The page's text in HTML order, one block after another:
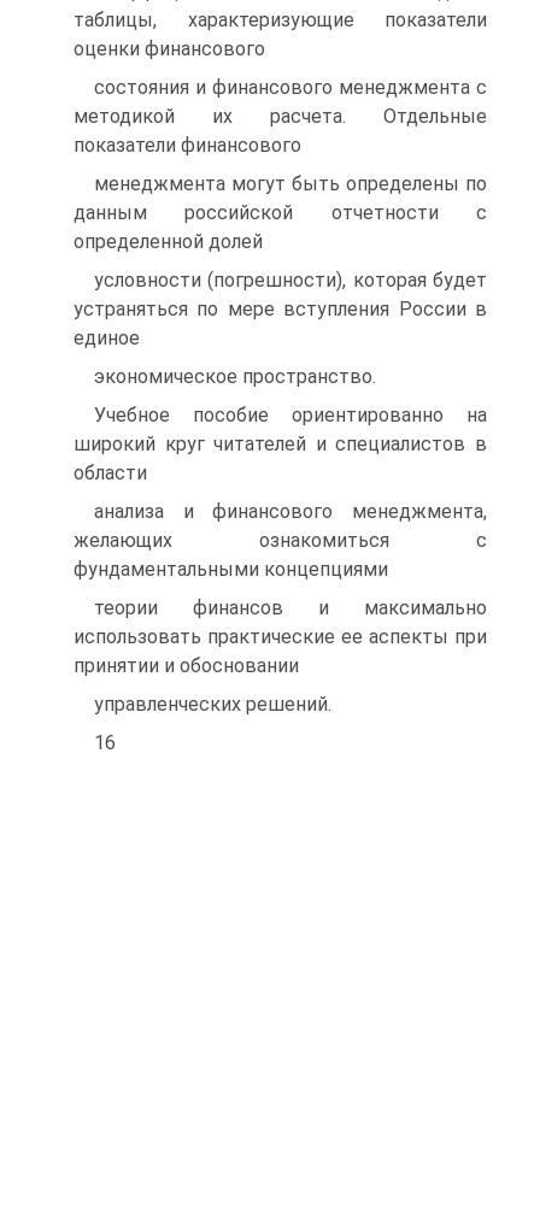
таблицы, характеризующие показатели
оценки финансового
состояния и финансового менеджмента с
методикой их расчета. Отдельные
показатели финансового
менеджмента могут быть определены по
данным российской отчетности с
определенной долей
условности (погрешности), которая будет
устраняться по мере вступления России в
единое
экономическое пространство.
Учебное пособие ориентированно на
широкий круг читателей и специалистов в
области
анализа и финансового менеджмента,
желающих ознакомиться с
фундаментальными концепциями
теории финансов и максимально
использовать практические ее аспекты при
принятии и обосновании
управленческих решений.
16